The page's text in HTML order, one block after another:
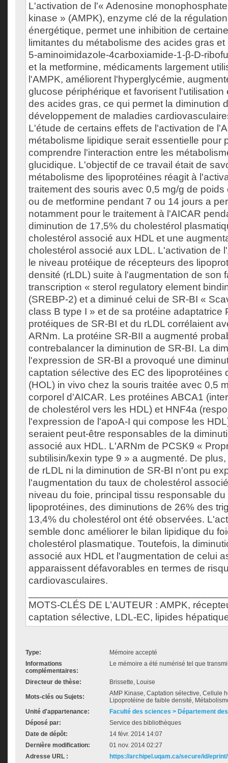
L'activation de l'« Adenosine
kinase » (AMPK), enzyme clé de la
énergétique, permet une inhibition de
limitantes du métabolisme des acides gras
5-aminoimidazole-4carboxiamide-1-β-D-
et la metformine, médicaments largement
l'AMPK, améliorent l'hyperglycémie,
glucose périphérique et favorisent l'utilisation
des acides gras, ce qui permet la diminution
développement de maladies
L'étude de certains effets de l'activation de
métabolisme lipidique serait essentielle pour
comprendre l'interaction entre les
glucidique. L'objectif de ce travail était de
métabolisme des lipoprotéines réagit à
traitement des souris avec 0,5 mg/g de poids
ou de metformine pendant 7 ou 14 jours a
notamment pour le traitement à l'AICAR
diminution de 17,5% du cholestérol
cholestérol associé aux HDL et une
cholestérol associé aux LDL. L'activation de
le niveau protéique de récepteurs des
densité (rLDL) suite à l'augmentation de son
transcription « sterol regulatory element
(SREBP-2) et a diminué celui de SR-BI «
class B type I » et de sa protéine adaptatrice
protéiques de SR-BI et du rLDL corrélaient
ARNm. La protéine SR-BII a augmenté
contrebalancer la diminution de SR-BI. La
l'expression de SR-BI a provoqué une
captation sélective des EC des lipoprotéines
(HOL) in vivo chez la souris traitée avec 0,5
corporel d'AICAR. Les protéines ABCA1
de cholestérol vers les HDL) et HNF4a
l'expression de l'apoA-I qui compose les
seraient peut-être responsables de la
associé aux HDL. L'ARNm de PCSK9 «
subtilisin/kexin type 9 » a augmenté. De
de rLDL ni la diminution de SR-BI n'ont pu
l'augmentation du taux de cholestérol
niveau du foie, principal tissu responsable
lipoprotéines, des diminutions de 26% des
13,4% du cholestérol ont été observées.
semble donc améliorer le bilan lipidique du
cholestérol plasmatique. Toutefois, la
associé aux HDL et l'augmentation de celui
apparaissent défavorables en termes de
cardiovasculaires.
MOTS-CLÉS DE L’AUTEUR : AMPK,
captation sélective, LDL-EC, lipides
Type:
Mémoire accepté
Informations
complémentaires:
Le mémoire a été numérisé tel que
Directeur de thèse: Brissette, Louise
Mots-clés ou Sujets:
AMP Kinase, Captation sélective, Cellule
Lipoprotéine de faible densité,
Unité d'appartenance:
Faculté des sciences > Département
Déposé par:
Service des bibliothèques
Date de dépôt:
14 févr. 2014 14:07
Dernière modification:
01 nov. 2014 02:27
Adresse URL :
https://archipel.uqam.ca/secure/id/